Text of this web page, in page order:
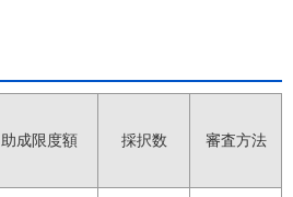
助成限度額 採択数 審査方法